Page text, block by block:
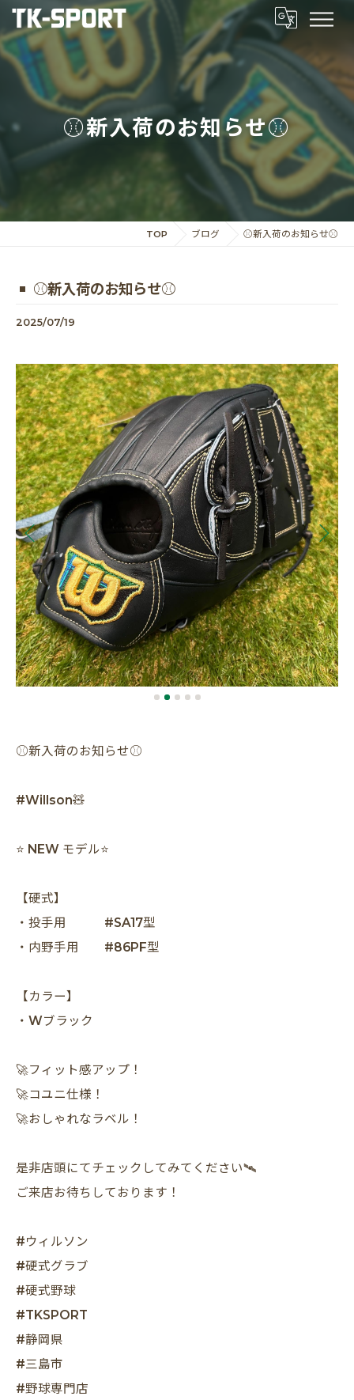
⚾️新入荷のお知らせ⚾️
TOP ブログ ⚾️新入荷のお知らせ⚾️
⚾️新入荷のお知らせ⚾️
2025/07/19
⚾️新入荷のお知らせ⚾️
#Willson🧸
⭐️ NEW モデル⭐️
【硬式】
・投手用 #SA17型
・内野手用 #86PF型
【カラー】
・Wブラック
🚀フィット感アップ！
🚀コユニ仕様！
🚀おしゃれなラベル！
是非店頭にてチェックしてみてください🛰️
ご来店お待ちしております！
#ウィルソン
#硬式グラブ
#硬式野球
#TKSPORT
#静岡県
#三島市
#野球専門店